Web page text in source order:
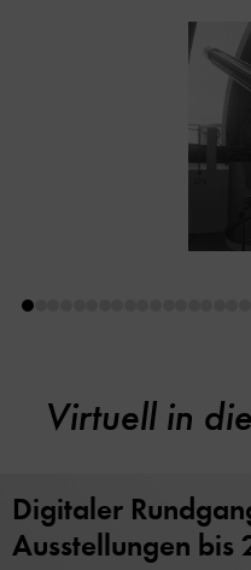
Virtuell in
Digitaler
Ausstellungen bis